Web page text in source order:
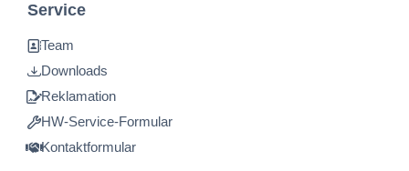
Service
Team
Downloads
Reklamation
HW-Service-Formular
Kontaktformular